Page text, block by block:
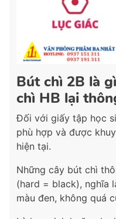
Bút chì 2B là
chì HB lại
Đối với giấy tập học
phù hợp và được
hiện tại.
Những cây bút chì
(hard = black), nghĩa
màu đen, không quá